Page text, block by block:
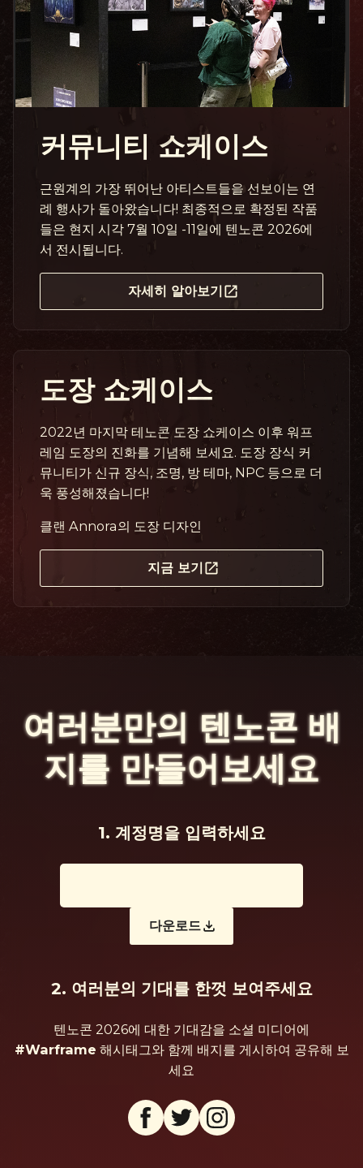
커뮤니티 쇼케이스
근원계의 가장 뛰어난 아티스트들을 선보이는 연
례 행사가 돌아왔습니다! 최종적으로 확정된 작품
들은 현지 시각 7월 10일 -11일에 텐노콘 2026에
서 전시됩니다.
자세히 알아보기
도장 쇼케이스
2022년 마지막 테노콘 도장 쇼케이스 이후 워프
레임 도장의 진화를 기념해 보세요. 도장 장식 커
뮤니티가 신규 장식, 조명, 방 테마, NPC 등으로 더
욱 풍성해졌습니다!
클랜 Annora의 도장 디자인
지금 보기
여러분만의 텐노콘
배지를 만들어보세요
1. 계정명을 입력하세요
다운로드
2. 여러분의 기대를 한껏 보여주세요
텐노콘 2026에 대한 기대감을 소셜 미디어에
#Warframe 해시태그와 함께 배지를 게시하여 공유해 보
세요